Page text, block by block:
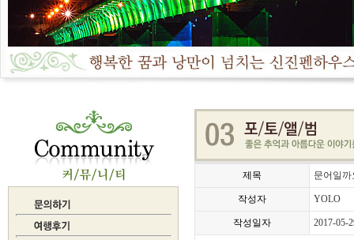
제목 문어일까
작성자 YOLO
작성일자 2017-05-